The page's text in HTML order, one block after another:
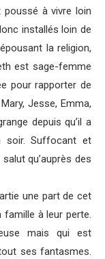
poussé à vivre loin
installés loin de
la religion,
est sage-femme
pour rapporter de
Jesse, Emma,
depuis qu’il a
soir. Suffocant et
qu’auprès des
une part de cet
à leur perte.
mais qui est
ses fantasmes.